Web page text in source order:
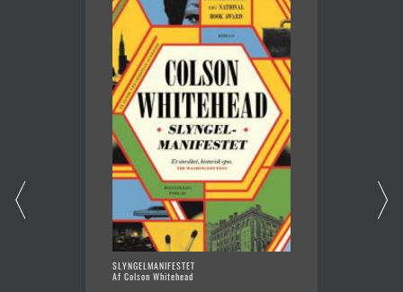
SLYNGELMANIFESTET
Af Colson Whitehead